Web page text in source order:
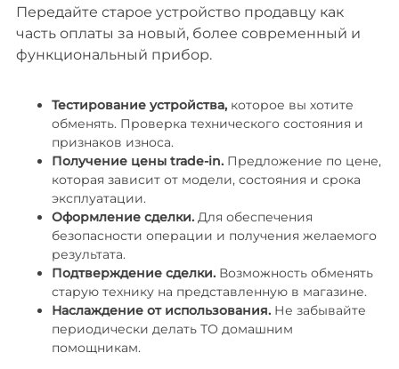
Передайте старое устройство продавцу как
часть оплаты за новый, более современный и
функциональный прибор.
Тестирование устройства,которое вы хотите
обменять. Проверка технического состояния и
признаков износа.
Получение цены trade-in.Предложение по цене,
которая зависит от модели, состояния и срока
эксплуатации.
Оформление сделки.Для обеспечения
безопасности операции и получения желаемого
результата.
Подтверждение сделки.Возможность обменять
старую технику на представленную в магазине.
Наслаждение от использования.Не забывайте
периодически делать ТО домашним
помощникам.